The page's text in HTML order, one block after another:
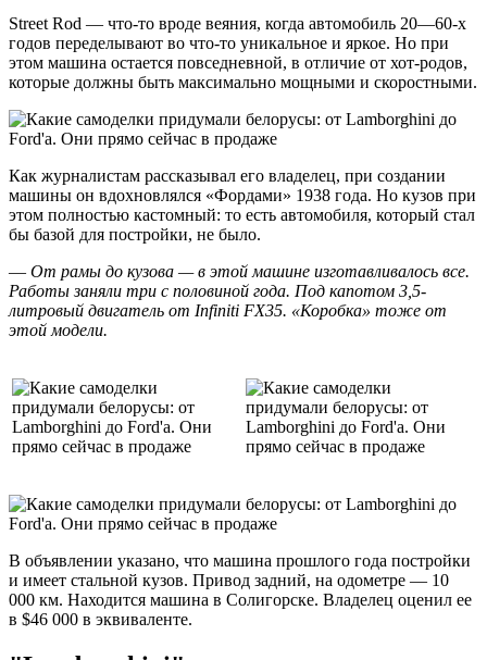
Street Rod — что-то вроде веяния, когда автомобиль 20—60-х
годов переделывают во что-то уникальное и яркое. Но при
этом машина остается повседневной, в отличие от хот-родов,
которые должны быть максимально мощными и скоростными.
Как журналистам рассказывал его владелец, при создании
машины он вдохновлялся «Фордами» 1938 года. Но кузов при
этом полностью кастомный: то есть автомобиля, который стал
бы базой для постройки, не было.
— От рамы до кузова — в этой машине изготавливалось все.
Работы заняли три с половиной года. Под капотом 3,5-
литровый двигатель от Infiniti FX35. «Коробка» тоже от
этой модели.
В объявлении указано, что машина прошлого года постройки
и имеет стальной кузов. Привод задний, на одометре — 10
000 км. Находится машина в Солигорске. Владелец оценил ее
в $46 000 в эквиваленте.